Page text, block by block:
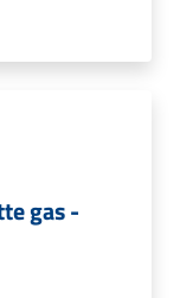
gas -